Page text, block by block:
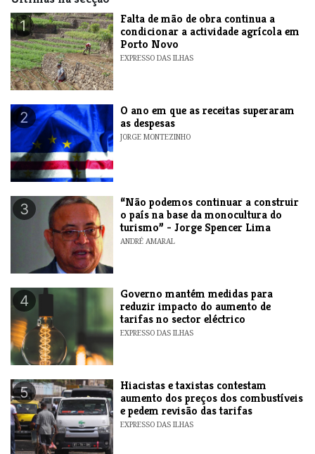
1
Falta de mão de obra continua a
condicionar a actividade agrícola em
Porto Novo
EXPRESSO DAS ILHAS
2
O ano em que as receitas superaram
as despesas
JORGE MONTEZINHO
3
“Não podemos continuar a construir
o país na base da monocultura do
turismo” - Jorge Spencer Lima
ANDRÉ AMARAL
4
Governo mantém medidas para
reduzir impacto do aumento de
tarifas no sector eléctrico
EXPRESSO DAS ILHAS
5
Hiacistas e taxistas contestam
aumento dos preços dos combustíveis
e pedem revisão das tarifas
EXPRESSO DAS ILHAS